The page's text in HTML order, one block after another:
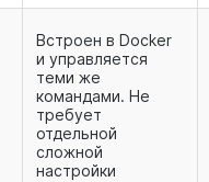
Встроен в Docker
и управляется
теми же
командами. Не
требует
отдельной
сложной
настройки